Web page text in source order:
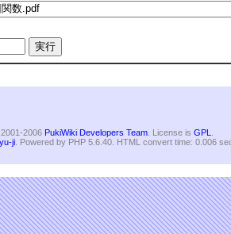
2006 PukiWiki Developers Team. License isGPL.
yu-ji. Powered by PHP 5.6.40. HTML convert time: 0.006